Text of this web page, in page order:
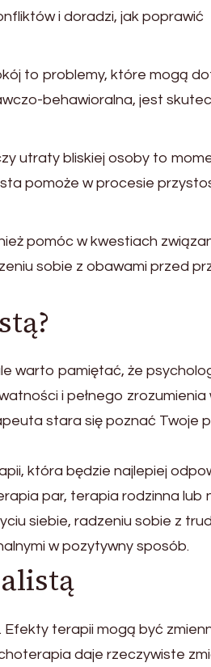
i doradzi, jak poprawić
to problemy, które mogą
behawioralna, jest
utraty bliskiej osoby to
pomoże w procesie
pomóc w kwestiach
sobie z obawami przed
warto pamiętać, że
i pełnego zrozumienia
stara się poznać Twoje
która będzie najlepiej
par, terapia rodzinna lub
siebie, radzeniu sobie z
w pozytywny sposób.
Efekty terapii mogą być
daje rzeczywiste